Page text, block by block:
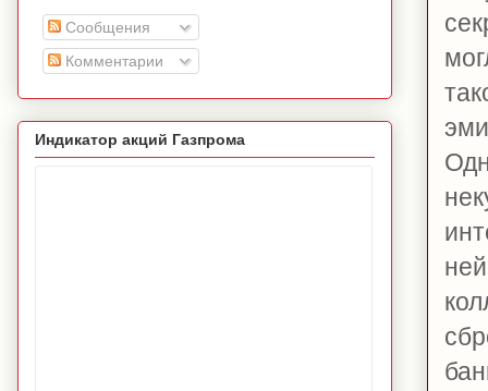
Сообщения
Комментарии
Индикатор акций Газпрома